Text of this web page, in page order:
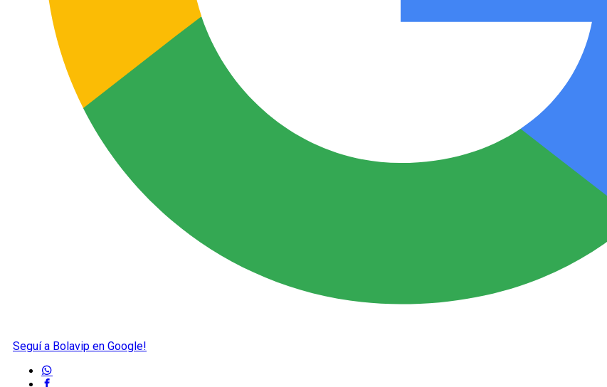
Seguí a Bolavip en Google!